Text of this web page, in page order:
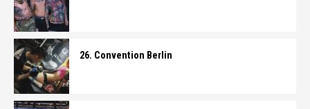
26. Convention Berlin